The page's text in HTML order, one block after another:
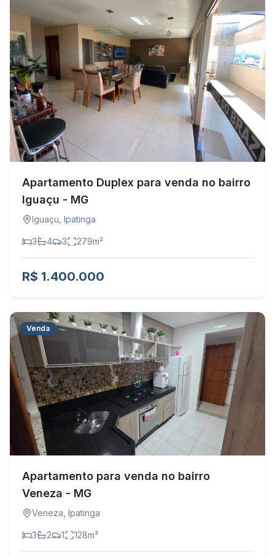
Apartamento Duplex para venda no bairro
Iguaçu - MG
Iguaçu Ipatinga
3 4 3 279m²
R$ 1.400.000
Venda
Apartamento para venda no bairro
Veneza - MG
Veneza Ipatinga
3 2 1 128m²